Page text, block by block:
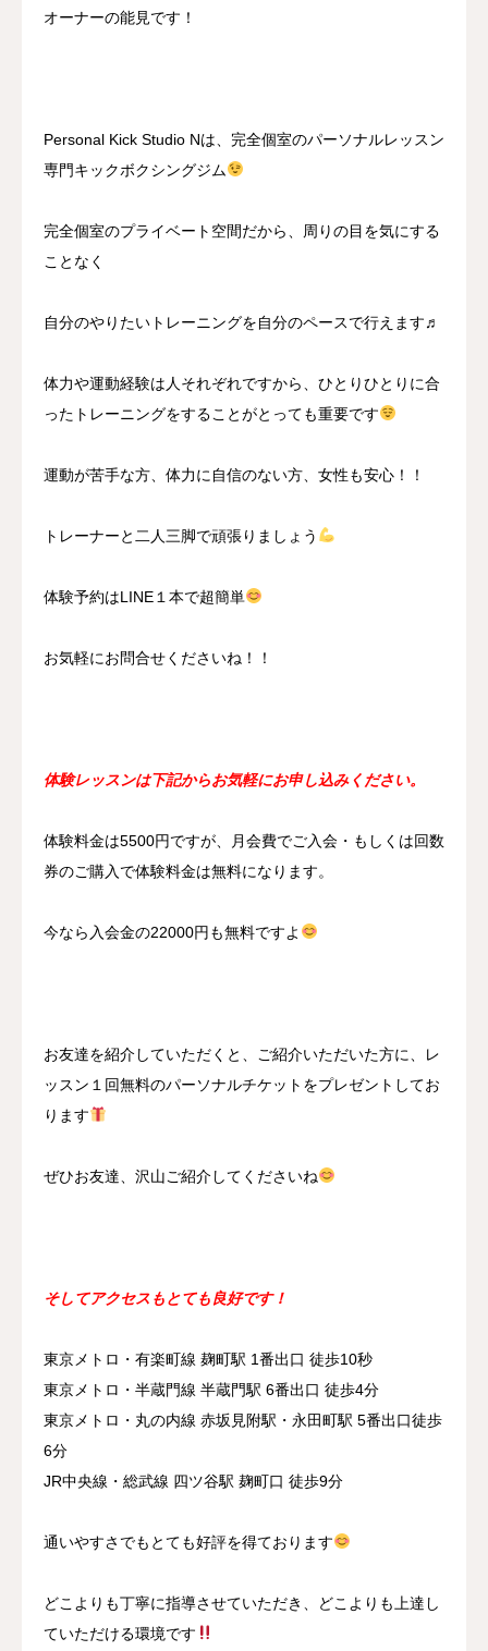
オーナーの能見です！
Personal Kick Studio Nは、完全個室のパーソナルレッスン
専門キックボクシングジム
完全個室のプライベート空間だから、周りの目を気にする
ことなく
自分のやりたいトレーニングを自分のペースで行えます♬
体力や運動経験は人それぞれですから、ひとりひとりに合
ったトレーニングをすることがとっても重要です
運動が苦手な方、体力に自信のない方、女性も安心！！
トレーナーと二人三脚で頑張りましょう
体験予約はLINE１本で超簡単
お気軽にお問合せくださいね！！
体験レッスンは下記からお気軽にお申し込みください。
体験料金は5500円ですが、月会費でご入会・もしくは回数
券のご購入で体験料金は無料になります。
今なら入会金の22000円も無料ですよ
お友達を紹介していただくと、ご紹介いただいた方に、レ
ッスン１回無料のパーソナルチケットをプレゼントしてお
ります
ぜひお友達、沢山ご紹介してくださいね
そしてアクセスもとても良好です！
東京メトロ・有楽町線 麹町駅 1番出口 徒歩10秒
東京メトロ・半蔵門線 半蔵門駅 6番出口 徒歩4分
東京メトロ・丸の内線 赤坂見附駅・永田町駅 5番出口徒歩
6分
JR中央線・総武線 四ツ谷駅 麹町口 徒歩9分
通いやすさでもとても好評を得ております
どこよりも丁寧に指導させていただき、どこよりも上達し
ていただける環境です